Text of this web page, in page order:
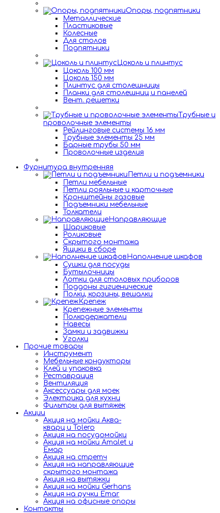
Опоры, подпятники
Металлические
Пластиковые
Колесные
Для столов
Подпятники
Цоколь и плинтус
Цоколь 100 мм
Цоколь 150 мм
Плинтус для столешницы
Планки для столешниц и панелей
Вент. решетки
Трубные и
проволочные элементы
Рейлинговые системы 16 мм
Трубные элементы 25 мм
Барные трубы 50 мм
Проволочные изделия
Фурнитура внутренняя
Петли и подъемники
Петли мебельные
Петли рояльные и карточные
Кронштейны газовые
Подъемники мебельные
Толкатели
Направляющие
Шариковые
Роликовые
Скрытого монтажа
Ящики в сборе
Наполнение шкафов
Сушки для посуды
Бутылочницы
Лотки для столовых приборов
Поддоны гигиенические
Полки, корзины, вешалки
Крепеж
Крепежные элементы
Полкодержатели
Навесы
Замки и задвижки
Уголки
Прочие товары
Инструмент
Мебельные кондукторы
Клей и упаковка
Реставрация
Вентиляция
Аксессуары для моек
Электрика для кухни
Фильтры для вытяжек
Акции
Акция на мойки Аква-
кварц и Tolero
Акция на посудомойки
Акция на мойки Amalet и
Емар
Акция на стретч
Акция на направляющие
скрытого монтажа
Акция на вытяжки
Акция на мойки Gerhans
Акция на ручки Emar
Акция на офисные опоры
Контакты